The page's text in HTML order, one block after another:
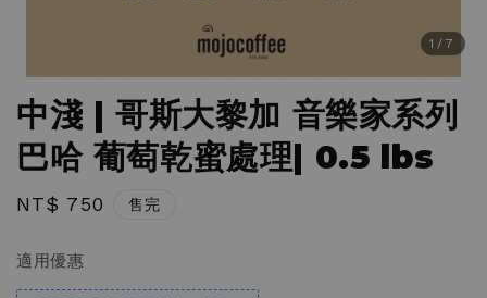
1 /7
中淺 | 哥斯大黎加 音樂家系列
巴哈 葡萄乾蜜處理| 0.5 lbs
Regular
NT$ 750 售完
適用優惠